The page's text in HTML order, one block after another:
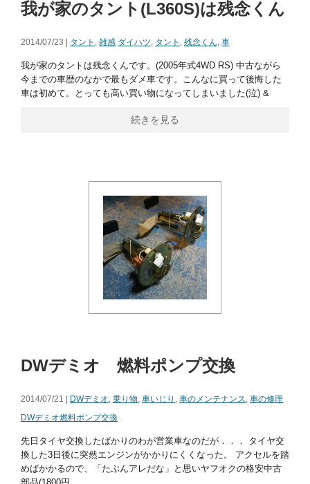
我が家のタント(L360S)は残念くん
2014/07/23 | タント , 雑感 ダイハツ, タント , 残念くん, 車
我が家のタントは残念くんです。(2005年式4WD RS) 中古ながら
今までの車歴のなかで最もダメ車です。こんなに買って後悔した
車は初めて。とっても高い買い物になってしまいました(泣) &
続きを見る
DWデミオ 燃料ポンプ交換
2014/07/21 | DWデミオ, 乗り物, 車いじり , 車のメンテナンス, 車の修理
DWデミオ燃料ポンプ交換
先日タイヤ交換したばかりのわが営業車なのだが．．． タイヤ交
換した3日後に突然エンジンがかかりにくくなった。 アクセルを踏
めばかかるので、「たぶんアレだな」と思いヤフオクの格安中古